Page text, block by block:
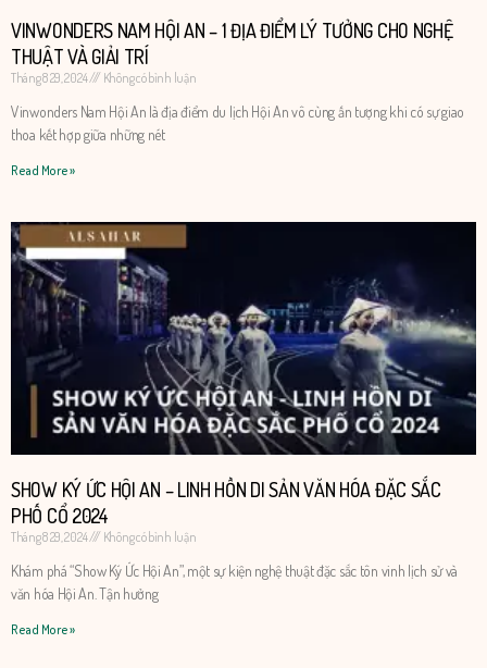
VINWONDERS NAM HỘI AN – 1 ĐỊA ĐIỂM LÝ TƯỞNG CHO NGHỆ
THUẬT VÀ GIẢI TRÍ
Tháng 8 29, 2024 Không có bình luận
Vinwonders Nam Hội An là địa điểm du lịch Hội An vô cùng ấn tượng khi có sự giao
thoa kết hợp giữa những nét
Read More »
SHOW KÝ ỨC HỘI AN – LINH HỒN DI SẢN VĂN HÓA ĐẶC SẮC
PHỐ CỔ 2024
Tháng 8 29, 2024 Không có bình luận
Khám phá “Show Ký Ức Hội An”, một sự kiện nghệ thuật đặc sắc tôn vinh lịch sử và
văn hóa Hội An. Tận hưởng
Read More »